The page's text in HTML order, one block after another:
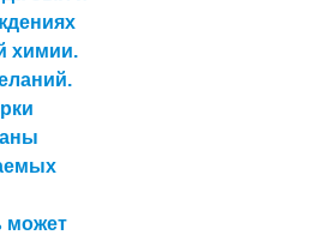
химии.
может